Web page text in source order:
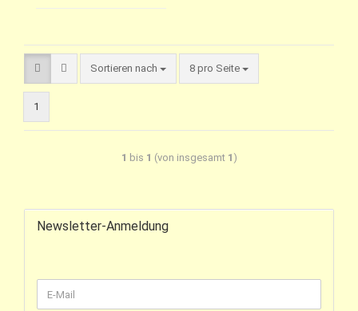
Sortieren nach 8 pro Seite
1
1 bis 1 (von insgesamt 1 )
Newsletter-Anmeldung